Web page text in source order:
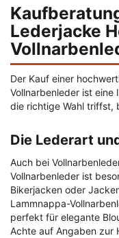
Lederjacke
Der Kauf einer
Vollnarbenleder ist eine
die richtige Wahl triffst,
Die Lederart
Auch bei
Vollnarbenleder ist
Bikerjacken oder
Lammnappa-
perfekt für elegante
Achte auf Angaben zur